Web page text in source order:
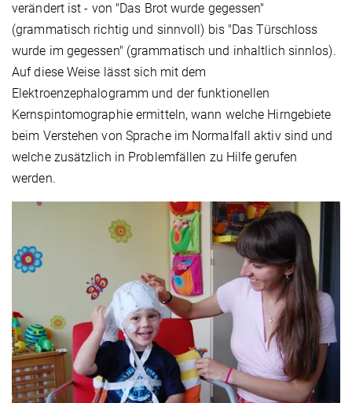
verändert ist - von "Das Brot wurde gegessen"
(grammatisch richtig und sinnvoll) bis "Das Türschloss
wurde im gegessen" (grammatisch und inhaltlich sinnlos).
Auf diese Weise lässt sich mit dem
Elektroenzephalogramm und der funktionellen
Kernspintomographie ermitteln, wann welche Hirngebiete
beim Verstehen von Sprache im Normalfall aktiv sind und
welche zusätzlich in Problemfällen zu Hilfe gerufen
werden.